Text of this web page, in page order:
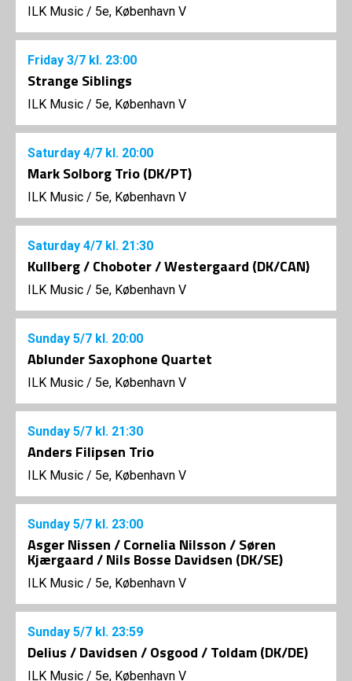
ILK Music / 5e, København V
Friday 3/7 kl. 23:00
Strange Siblings
ILK Music / 5e, København V
Saturday 4/7 kl. 20:00
Mark Solborg Trio (DK/PT)
ILK Music / 5e, København V
Saturday 4/7 kl. 21:30
Kullberg / Choboter / Westergaard (DK/CAN)
ILK Music / 5e, København V
Sunday 5/7 kl. 20:00
Ablunder Saxophone Quartet
ILK Music / 5e, København V
Sunday 5/7 kl. 21:30
Anders Filipsen Trio
ILK Music / 5e, København V
Sunday 5/7 kl. 23:00
Asger Nissen / Cornelia Nilsson / Søren
Kjærgaard / Nils Bosse Davidsen (DK/SE)
ILK Music / 5e, København V
Sunday 5/7 kl. 23:59
Delius / Davidsen / Osgood / Toldam (DK/DE)
ILK Music / 5e, København V